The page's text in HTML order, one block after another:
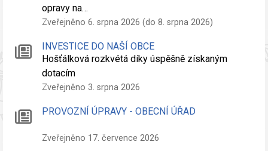
opravy na…
Zveřejněno 6. srpna 2026 (do 8. srpna 2026)
INVESTICE DO NAŠÍ OBCE
Hošťálková rozkvétá díky úspěšně získaným
dotacím
Zveřejněno 3. srpna 2026
PROVOZNÍ ÚPRAVY - OBECNÍ ÚŘAD
Zveřejněno 17. července 2026